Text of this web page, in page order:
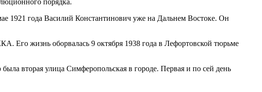
1921 года Василий Константинович уже на Дальнем Востоке. Он
Его жизнь оборвалась 9 октября 1938 года в Лефортовской тюрьме
вторая улица Симферопольская в городе. Первая и по сей день